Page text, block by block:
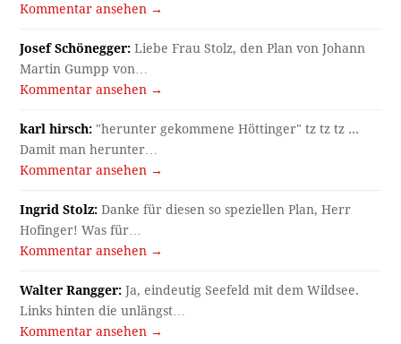
Kommentar ansehen →
Josef Schönegger: Liebe Frau Stolz, den Plan von Johann
Martin Gumpp von…
Kommentar ansehen →
karl hirsch: "herunter gekommene Höttinger" tz tz tz ...
Damit man herunter…
Kommentar ansehen →
Ingrid Stolz: Danke für diesen so speziellen Plan, Herr
Hofinger! Was für…
Kommentar ansehen →
Walter Rangger: Ja, eindeutig Seefeld mit dem Wildsee.
Links hinten die unlängst…
Kommentar ansehen →